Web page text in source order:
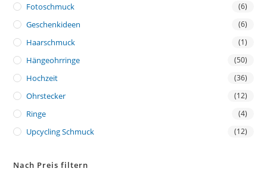
Fotoschmuck (6)
Geschenkideen (6)
Haarschmuck (1)
Hängeohrringe (50)
Hochzeit (36)
Ohrstecker (12)
Ringe (4)
Upcycling Schmuck (12)
Nach Preis filtern